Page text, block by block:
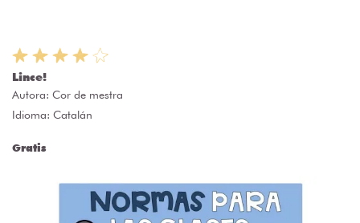
Lince!
Autora: Cor de mestra
Idioma: Catalán
Gratis